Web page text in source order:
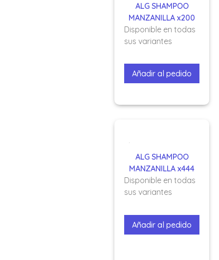
ALG SHAMPOO
MANZANILLA x200
Disponible en todas
sus variantes
Añadir al pedido
ALG SHAMPOO
MANZANILLA x444
Disponible en todas
sus variantes
Añadir al pedido